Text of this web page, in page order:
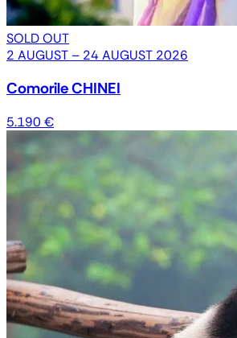
SOLD OUT
2 AUGUST – 24 AUGUST 2026
Comorile CHINEI
5.190 €